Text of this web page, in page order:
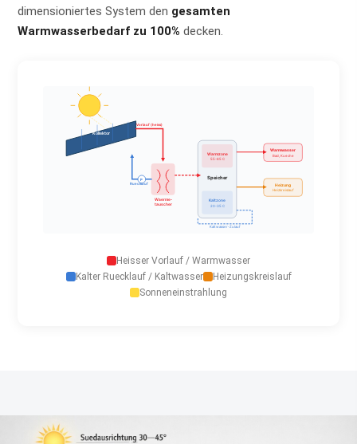
dimensioniertes System den gesamten
Warmwasserbedarf zu 100% decken.
Kollektor
Vorlauf (heiss)
Waerme-
tauscher
Ruecklauf
P
Warmzone
55-65 C
Kaltzone
20-35 C
Speicher
Warmwasser
Bad, Kueche
Heizung
Heizkreislauf
Kaltwasser-Zulauf
Heisser Vorlauf / Warmwasser
Kalter Ruecklauf / Kaltwasser
Heizungskreislauf
Sonneneinstrahlung